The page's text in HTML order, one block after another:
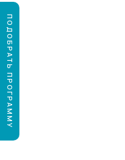
ПОДОБРАТЬ ПРОГРАММУ